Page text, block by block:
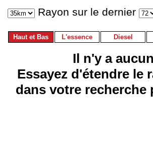
Rayon sur le dernier
Haut et Bas L'essence Diesel
Il n'y a
Essayez d'étendre le
dans votre